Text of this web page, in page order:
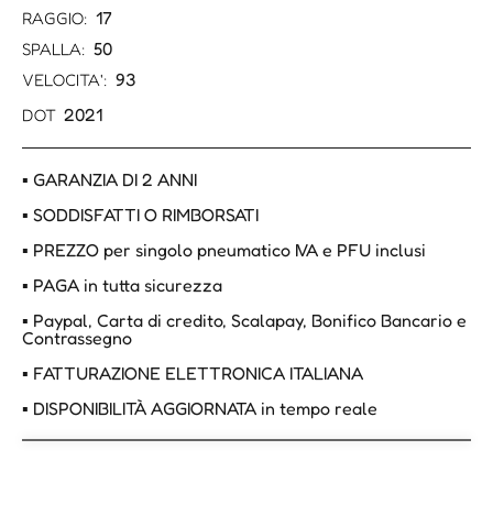
RAGGIO: 17
SPALLA: 50
VELOCITA': 93
DOT 2021
▪ GARANZIA DI 2 ANNI
▪ SODDISFATTI O RIMBORSATI
▪ PREZZO per singolo pneumatico IVA e PFU inclusi
▪ PAGA in tutta sicurezza
▪ Paypal, Carta di credito, Scalapay, Bonifico Bancario e
Contrassegno
▪ FATTURAZIONE ELETTRONICA ITALIANA
▪ DISPONIBILITÀ AGGIORNATA in tempo reale